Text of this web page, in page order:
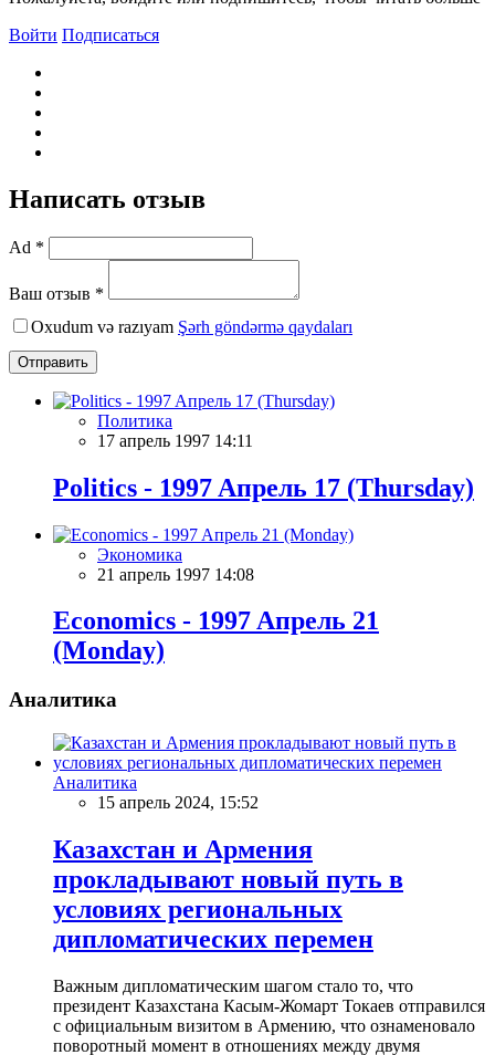
Войти Подписаться
Написать отзыв
Ad *
Ваш отзыв *
Oxudum və razıyam Şərh göndərmə qaydaları
Отправить
Политика
17 апрель 1997 14:11
Politics - 1997 Aпрель 17 (Thursday)
Экономика
21 апрель 1997 14:08
Economics - 1997 Aпрель 21
(Monday)
Аналитика
Аналитика
15 апрель 2024, 15:52
Казахстан и Армения
прокладывают новый путь в
условиях региональных
дипломатических перемен
Важным дипломатическим шагом стало то, что
президент Казахстана Касым-Жомарт Токаев отправился
с официальным визитом в Армению, что ознаменовало
поворотный момент в отношениях между двумя